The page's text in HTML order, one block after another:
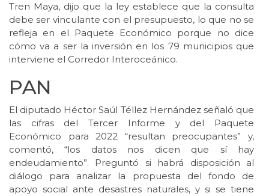
Tren Maya, dijo que la ley establece que la consulta
debe ser vinculante con el presupuesto, lo que no se
refleja en el Paquete Económico porque no dice
cómo va a ser la inversión en los 79 municipios que
interviene el Corredor Interoceánico.
PAN
El diputado Héctor Saúl Téllez Hernández señaló que
las cifras del Tercer Informe y del Paquete
Económico para 2022 “resultan preocupantes” y,
comentó, “los datos nos dicen que sí hay
endeudamiento”. Preguntó si habrá disposición al
diálogo para analizar la propuesta del fondo de
apoyo social ante desastres naturales, y si se tiene